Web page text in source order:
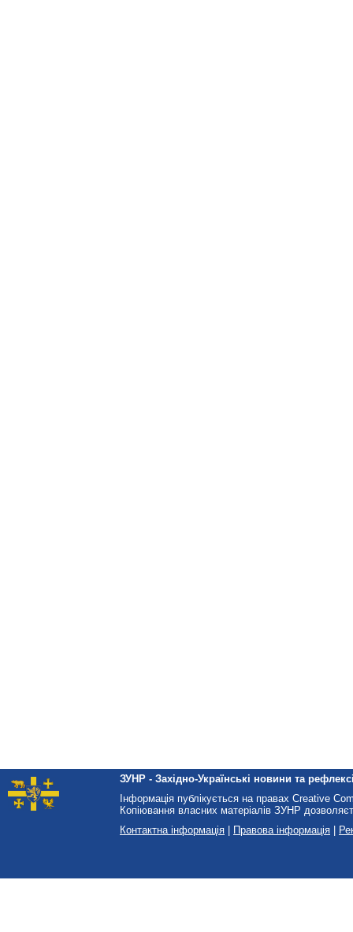
ЗУНР - Західно-Українські новини та
Інформація публікується на правах Creative
Копіювання власних матеріалів ЗУНР
Контактна інформація
Правова інформація